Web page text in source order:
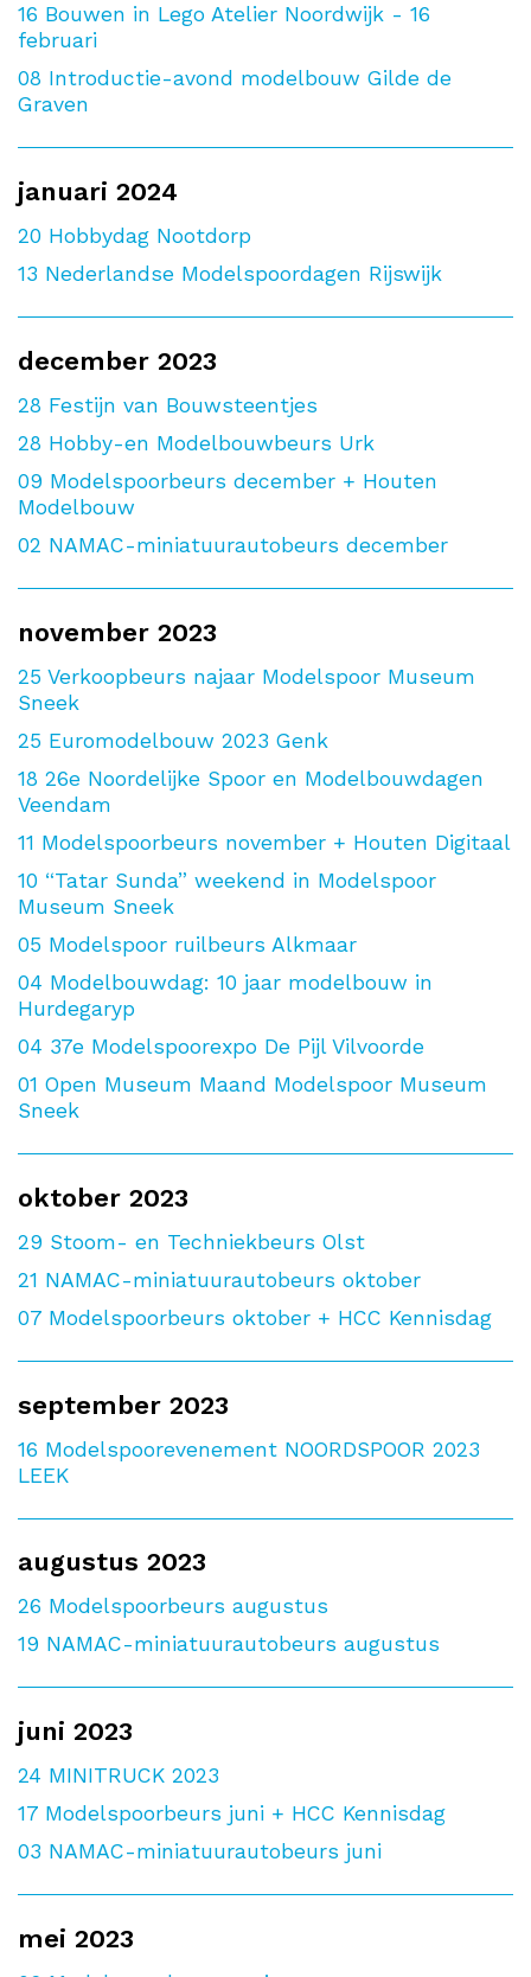
16 Bouwen in Lego Atelier Noordwijk - 16
februari
08 Introductie-avond modelbouw Gilde de
Graven
januari 2024
20 Hobbydag Nootdorp
13 Nederlandse Modelspoordagen Rijswijk
december 2023
28 Festijn van Bouwsteentjes
28 Hobby-en Modelbouwbeurs Urk
09 Modelspoorbeurs december + Houten
Modelbouw
02 NAMAC-miniatuurautobeurs december
november 2023
25 Verkoopbeurs najaar Modelspoor Museum
Sneek
25 Euromodelbouw 2023 Genk
18 26e Noordelijke Spoor en Modelbouwdagen
Veendam
11 Modelspoorbeurs november + Houten Digitaal
10 “Tatar Sunda” weekend in Modelspoor
Museum Sneek
05 Modelspoor ruilbeurs Alkmaar
04 Modelbouwdag: 10 jaar modelbouw in
Hurdegaryp
04 37e Modelspoorexpo De Pijl Vilvoorde
01 Open Museum Maand Modelspoor Museum
Sneek
oktober 2023
29 Stoom- en Techniekbeurs Olst
21 NAMAC-miniatuurautobeurs oktober
07 Modelspoorbeurs oktober + HCC Kennisdag
september 2023
16 Modelspoorevenement NOORDSPOOR 2023
LEEK
augustus 2023
26 Modelspoorbeurs augustus
19 NAMAC-miniatuurautobeurs augustus
juni 2023
24 MINITRUCK 2023
17 Modelspoorbeurs juni + HCC Kennisdag
03 NAMAC-miniatuurautobeurs juni
mei 2023